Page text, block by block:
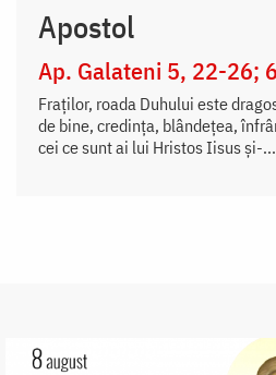
Apostol
Ap. Galateni 5, 22-26;
Fraților, roada Duhului este
de bine, credința, blândețea,
cei ce sunt ai lui Hristos Iisus și-...